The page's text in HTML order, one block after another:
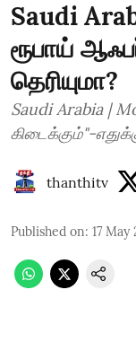
Saudi
ரூபாய்
தெரியுமா?
Saudi Arabia |
கிடைக்கும்"-
thanthitv
Published on: 17 May